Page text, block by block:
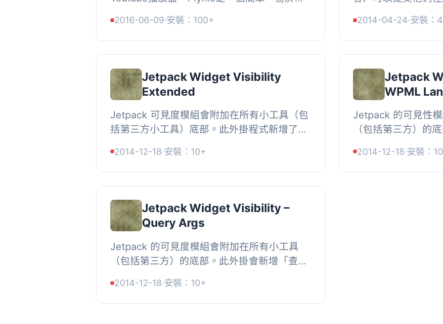
@sam_potts。Plyr.io使您可以輕鬆、一致
地...
2016-06-09·安裝：100+
讓他們能夠查看提
2014-04-24·安裝：
Jetpack Widget Visibility
Extended
Jetpack 可見度模組會附加在所有小工具（包
括第三方小工具）底部。此外掛程式新增了一
據自己的需要添加其他篩選器...
2014-12-18·安裝：10+
Jetpack
WPML
Jetpack 的可見性
（包括第三方）的
為特定語言設置小
2014-12-18·安裝：
Jetpack Widget Visibility –
Query Args
Jetpack 的可見度模組會附加在所有小工具
（包括第三方）的底部。此外掛會新增「查詢
人進行特定搜尋時，可顯示促銷...
2014-12-18·安裝：10+